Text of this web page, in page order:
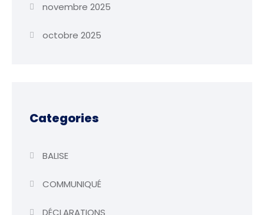
novembre 2025
octobre 2025
Categories
BALISE
COMMUNIQUÉ
DÉCLARATIONS